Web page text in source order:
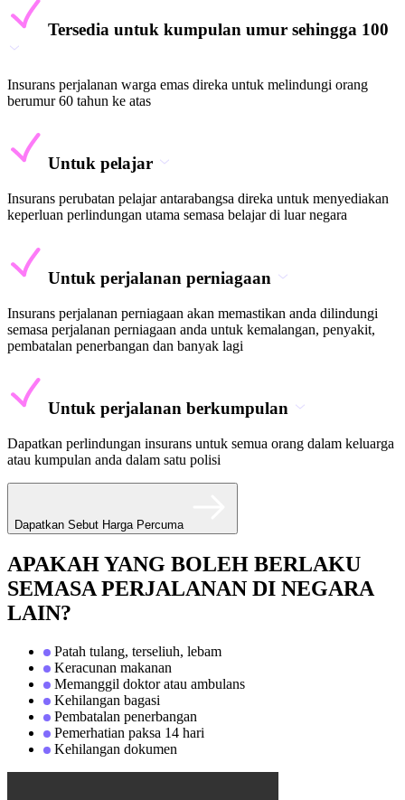
Tersedia untuk kumpulan umur sehingga 100
Insurans perjalanan warga emas direka untuk melindungi orang
berumur 60 tahun ke atas
Untuk pelajar
Insurans perubatan pelajar antarabangsa direka untuk menyediakan
keperluan perlindungan utama semasa belajar di luar negara
Untuk perjalanan perniagaan
Insurans perjalanan perniagaan akan memastikan anda dilindungi
semasa perjalanan perniagaan anda untuk kemalangan, penyakit,
pembatalan penerbangan dan banyak lagi
Untuk perjalanan berkumpulan
Dapatkan perlindungan insurans untuk semua orang dalam keluarga
atau kumpulan anda dalam satu polisi
Dapatkan Sebut Harga Percuma
APAKAH YANG BOLEH BERLAKU
SEMASA PERJALANAN DI NEGARA
LAIN?
Patah tulang, terseliuh, lebam
Keracunan makanan
Memanggil doktor atau ambulans
Kehilangan bagasi
Pembatalan penerbangan
Pemerhatian paksa 14 hari
Kehilangan dokumen